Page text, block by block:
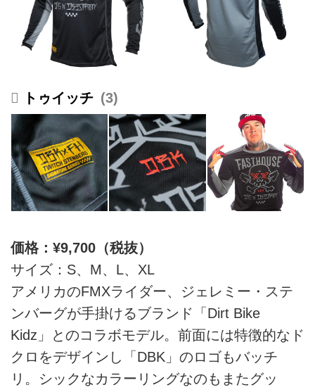
トゥイッチ 3
価格：¥9,700（税抜）
サイズ：S、M、L、XL
アメリカのFMXライダー、ジェレミー・ステ
ンバーグが手掛けるブランド「Dirt Bike
Kidz」とのコラボモデル。前面には特徴的なド
クロをデザインし「DBK」のロゴもバッチ
リ。シックなカラーリングなのもまたグッ